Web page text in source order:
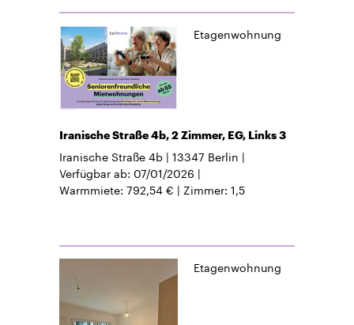
Etagenwohnung
Iranische Straße 4b, 2 Zimmer, EG, Links 3
Iranische Straße 4b 13347 Berlin
Verfügbar ab 07/01/2026
Warmmiete 792,54 € Zimmer 1,5
Etagenwohnung